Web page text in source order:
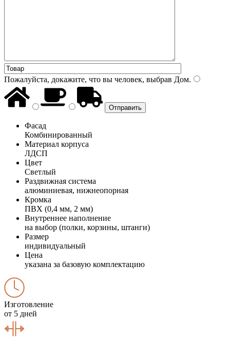
Пожалуйста, докажите, что вы человек, выбрав Дом.
Фасад
Комбинированный
Материал корпуса
ЛДСП
Цвет
Светлый
Раздвижная система
алюминиевая, нижнеопорная
Кромка
ПВХ (0,4 мм, 2 мм)
Внутреннее наполнение
на выбор (полки, корзины, штанги)
Размер
индивидуальный
Цена
указана за базовую комплектацию
Изготовление
от 5 дней